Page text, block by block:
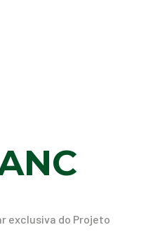
exclusiva do Projeto